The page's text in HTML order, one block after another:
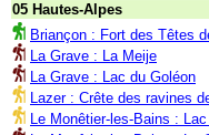
05 Hautes-Alpes
Briançon : Fort des Têtes
La Grave : La Meije
La Grave : Lac du Goléon
Lazer : Crête des ravines
Le Monêtier-les-Bains :